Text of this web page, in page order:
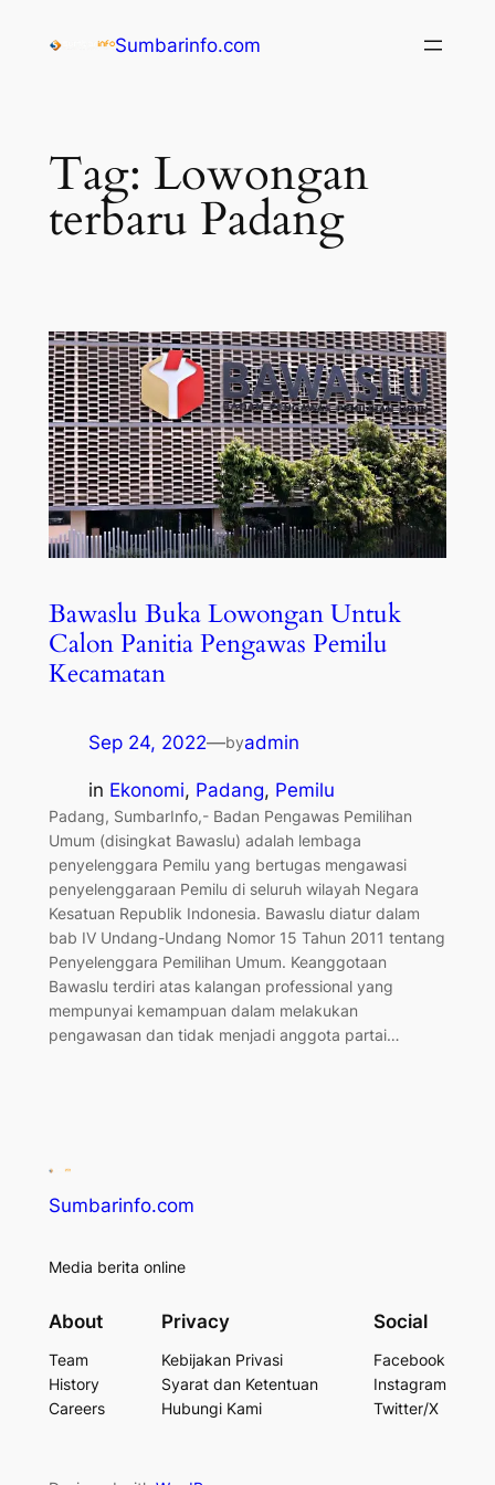
Sumbarinfo.com
Tag: Lowongan
terbaru Padang
Bawaslu Buka Lowongan Untuk
Calon Panitia Pengawas Pemilu
Kecamatan
Sep 24, 2022—byadmin
in Ekonomi, Padang, Pemilu
Padang, SumbarInfo,- Badan Pengawas Pemilihan
Umum (disingkat Bawaslu) adalah lembaga
penyelenggara Pemilu yang bertugas mengawasi
penyelenggaraan Pemilu di seluruh wilayah Negara
Kesatuan Republik Indonesia. Bawaslu diatur dalam
bab IV Undang-Undang Nomor 15 Tahun 2011 tentang
Penyelenggara Pemilihan Umum. Keanggotaan
Bawaslu terdiri atas kalangan professional yang
mempunyai kemampuan dalam melakukan
pengawasan dan tidak menjadi anggota partai…
Sumbarinfo.com
Media berita online
About
Team
History
Careers
Privacy
Kebijakan Privasi
Syarat dan Ketentuan
Hubungi Kami
Social
Facebook
Instagram
Twitter/X